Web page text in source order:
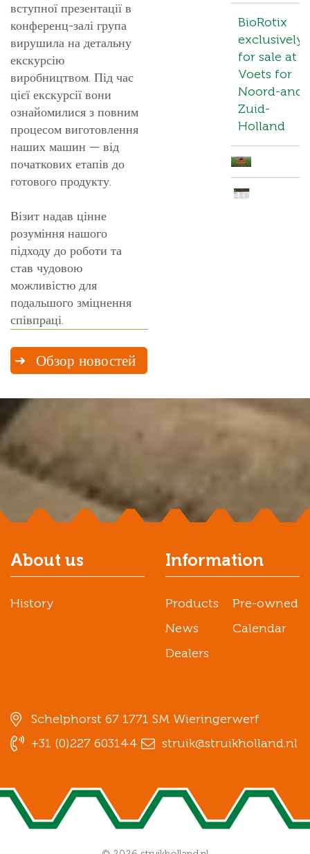
вступної презентації в
конференц-залі група
вирушила на детальну
екскурсію
виробництвом. Під час
цієї екскурсії вони
ознайомилися з повним
процесом виготовлення
наших машин — від
початкових етапів до
готового продукту.
Візит надав цінне
розуміння нашого
підходу до роботи та
став чудовою
можливістю для
подальшого зміцнення
співпраці.
Обзор новостей
BioRotix
exclusively
for sale at
Voets for
Noord-and
Zuid-
Holland
About us
History
Information
Products
Pre-owned
News
Calendar
Dealers
Schelphorst 67 1771 SM Wieringerwerf
+31 (0)227 603144
struik@struikholland.nl